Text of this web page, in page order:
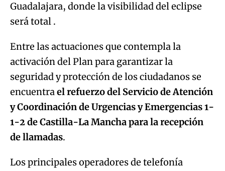
Guadalajara, donde la visibilidad del eclipse
será total .
Entre las actuaciones que contempla la
activación del Plan para garantizar la
seguridad y protección de los ciudadanos se
encuentrael refuerzo del Servicio de Atención
y Coordinación de Urgencias y Emergencias 1-
1-2de Castilla-La Mancha para la recepción
de llamadas.
Los principales operadores de telefonía